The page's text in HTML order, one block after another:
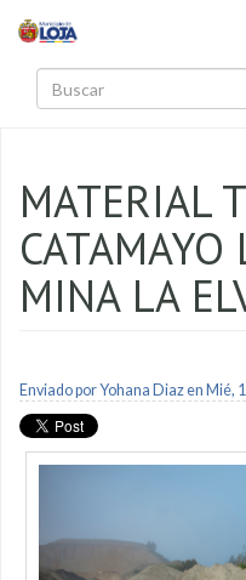
MATERIAL
MINA LA
Enviado porYohana Diazen Mié,